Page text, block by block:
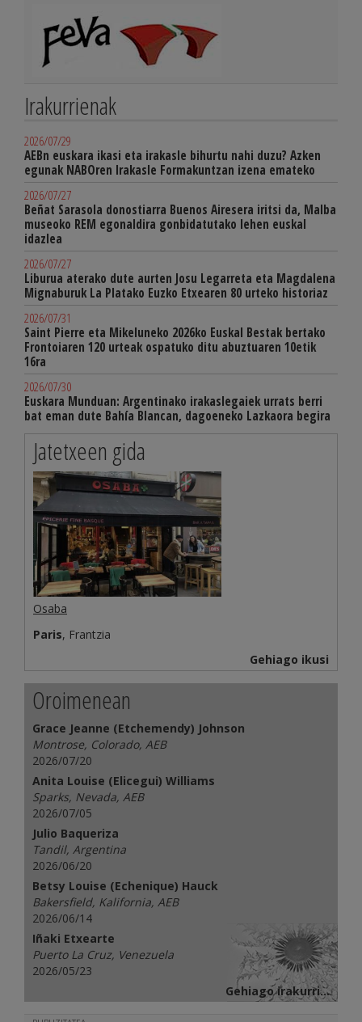
Irakurrienak
2026/07/29
AEBn euskara ikasi eta irakasle bihurtu nahi duzu? Azken
egunak NABOren Irakasle Formakuntzan izena emateko
2026/07/27
Beñat Sarasola donostiarra Buenos Airesera iritsi da, Malba
museoko REM egonaldira gonbidatutako lehen euskal
idazlea
2026/07/27
Liburua aterako dute aurten Josu Legarreta eta Magdalena
Mignaburuk La Platako Euzko Etxearen 80 urteko historiaz
2026/07/31
Saint Pierre eta Mikeluneko 2026ko Euskal Bestak bertako
Frontoiaren 120 urteak ospatuko ditu abuztuaren 10etik
16ra
2026/07/30
Euskara Munduan: Argentinako irakaslegaiek urrats berri
bat eman dute Bahía Blancan, dagoeneko Lazkaora begira
Jatetxeen gida
Osaba
Paris, Frantzia
Gehiago ikusi
Oroimenean
Grace Jeanne (Etchemendy) Johnson
Montrose, Colorado, AEB
2026/07/20
Anita Louise (Elicegui) Williams
Sparks, Nevada, AEB
2026/07/05
Julio Baqueriza
Tandil, Argentina
2026/06/20
Betsy Louise (Echenique) Hauck
Bakersfield, Kalifornia, AEB
2026/06/14
Iñaki Etxearte
Puerto La Cruz, Venezuela
2026/05/23
Gehiago irakurri...